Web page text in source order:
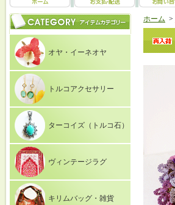
オヤ・イーネオヤ
トルコアクセサリー
ターコイズ（トルコ石）
ヴィンテージラグ
キリムバッグ・雑貨
ホーム >